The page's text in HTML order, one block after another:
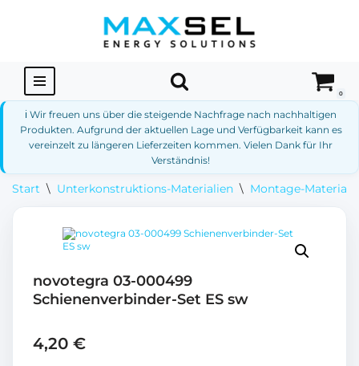
springen
0
ℹ️ Wir freuen uns über die steigende Nachfrage nach nachhaltigen
Produkten. Aufgrund der aktuellen Lage und Verfügbarkeit kann es
vereinzelt zu längeren Lieferzeiten kommen. Vielen Dank für Ihr
Verständnis!
Start \ Unterkonstruktions-Materialien \ Montage-
novotegra 03-000499
Schienenverbinder-Set ES sw
4,20 €